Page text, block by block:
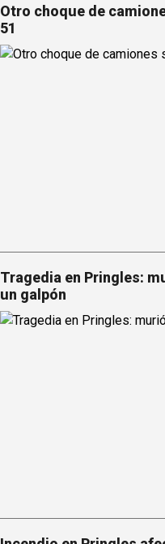
Otro choque de
51
Tragedia en Pringles:
un galpón